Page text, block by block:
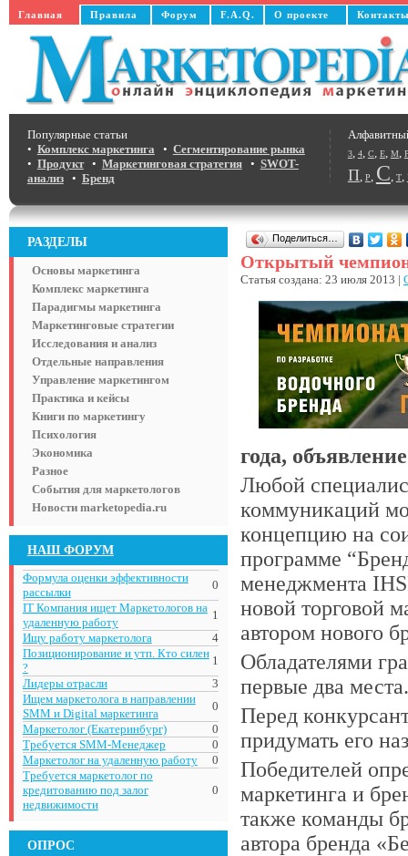
Главная Правила Форум F.A.Q. О проекте
3, 4, C, E, M,
П, Р, С, Т,
Популярные статьи
• Комплекс маркетинга • Сегментирование рынка
• Продукт• Маркетинговая стратегия• SWOT-
анализ• Бренд
РАЗДЕЛЫ
Основы маркетинга
Комплекс маркетинга
Парадигмы маркетинга
Маркетинговые стратегии
Исследования и анализ
Отдельные направления
Управление маркетингом
Практика и кейсы
Книги по маркетингу
Психология
Экономика
Разное
События для маркетологов
Новости marketopedia.ru
НАШ ФОРУМ
Формула оценки эффективности
рассылки
0
IT Компания ищет Маркетологов на
удаленную работу
1
Ищу работу маркетолога
4
Позиционирование и утп. Кто силен
?
1
Лидеры отрасли
3
Ищем маркетолога в направлении
SMM и Digital маркетинга
0
Маркетолог (Екатеринбург)
0
Требуется SMM-Менеджер
0
Маркетолог на удаленную работу
0
Требуется маркетолог по
кредитованию под залог
недвижимости
0
ОПРОС
Поделиться…
Открытый
Статья создана: 23 июля 2013 |
года,
Любой
коммуникаций
концепцию на
программе
менеджмента
новой торговой
автором нового
Обладателями
первые два места.
Перед
придумать его
Победителей
маркетинга и
также команды
автора бренда